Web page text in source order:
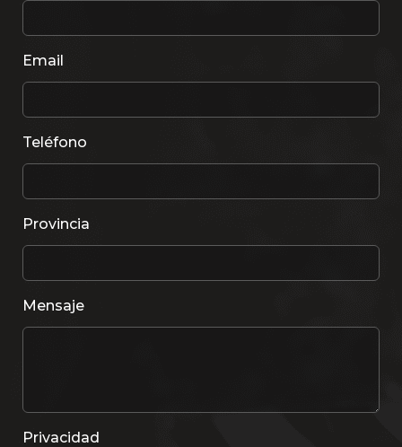
Email
Teléfono
Provincia
Mensaje
Privacidad